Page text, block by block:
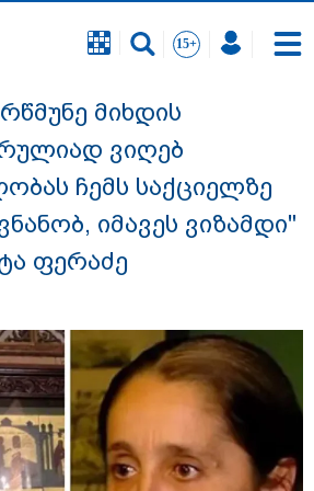
საქმეზე დაკავებულ ორ
ნია იმნაძესა და
აღკვეთის
პატიმრობა
მიხდის
ვიღებ
ჩემს საქციელზე
იმავეს ვიზამდი"
ფერაძე